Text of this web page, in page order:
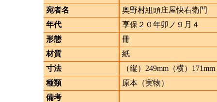
宛者名
奥野村組頭庄屋快右衛門
年代
享保２０年卯ノ９月４
形態
冊
材質
紙
寸法
（縦）249mm（横）171mm
種類
原本（実物）
備考